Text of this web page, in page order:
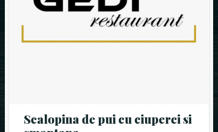
Scalopina de pui cu ciuperci si